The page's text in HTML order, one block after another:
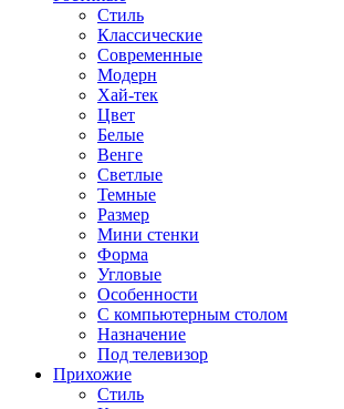
Стиль
Классические
Современные
Модерн
Хай-тек
Цвет
Белые
Венге
Светлые
Темные
Размер
Мини стенки
Форма
Угловые
Особенности
С компьютерным столом
Назначение
Под телевизор
Прихожие
Стиль